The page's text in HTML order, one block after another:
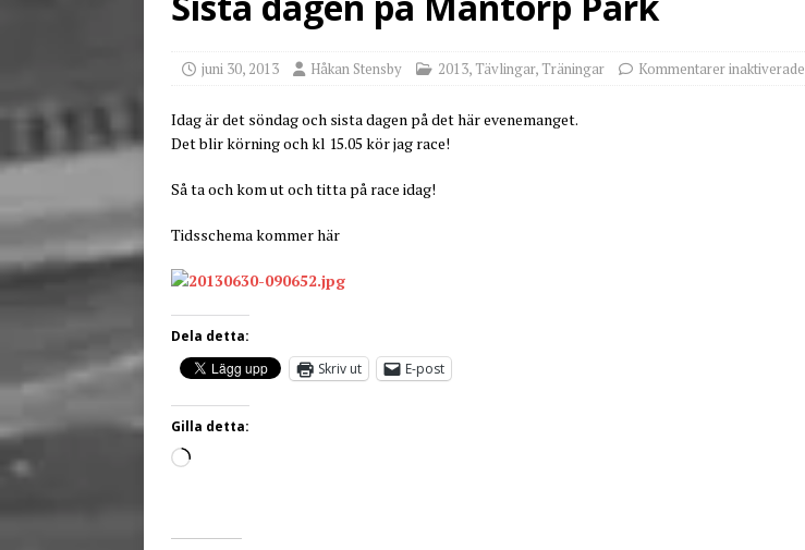
[ juni 3, 2026 ] Stensby Trackdays 2026 Fullbokat – tack för ert stora intresse!
juni 30, 2013 Håkan Stensby 2013, Tävlingar, Träningar Kommentarer inaktiverade
Idag är det söndag och sista dagen på det här evenemanget.
Det blir körning och kl 15.05 kör jag race!
Så ta och kom ut och titta på race idag!
Tidsschema kommer här
Dela detta:
Skriv ut
E-post
Gilla detta: